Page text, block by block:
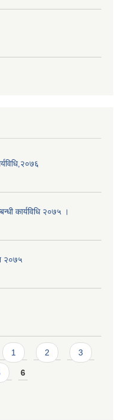
कार्यविधि २०७५ ।
२०७५
1 2 3
6